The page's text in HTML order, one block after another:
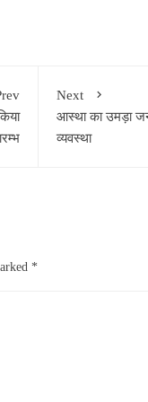
Next
आस्था का उमड़ा
व्यवस्था
*